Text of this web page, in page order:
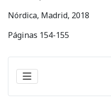
Nórdica, Madrid, 2018
Páginas 154-155